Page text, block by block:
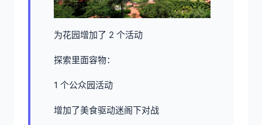
为花园增加了 2 个活动
探索里面容物：
1 个公众园活动
增加了美食驱动迷阁下对战